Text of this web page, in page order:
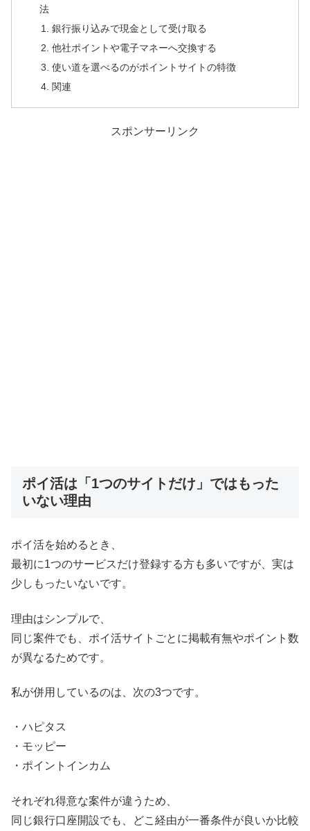
法
銀行振り込みで現金として受け取る
他社ポイントや電子マネーへ交換する
使い道を選べるのがポイントサイトの特徴
関連
スポンサーリンク
ポイ活は「1つのサイトだけ」ではもった
いない理由
ポイ活を始めるとき、
最初に1つのサービスだけ登録する方も多いですが、実は
少しもったいないです。
理由はシンプルで、
同じ案件でも、ポイ活サイトごとに掲載有無やポイント数
が異なるためです。
私が併用しているのは、次の3つです。
・ハピタス
・モッピー
・ポイントインカム
それぞれ得意な案件が違うため、
同じ銀行口座開設でも、どこ経由が一番条件が良いか比較